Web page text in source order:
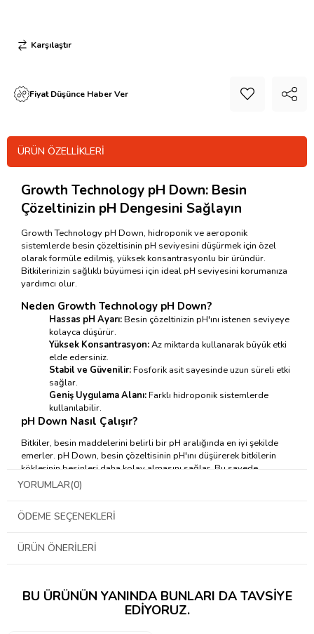
Karşılaştır
Fiyat Düşünce Haber Ver
ÜRÜN ÖZELLIKLERI
Growth Technology pH Down: Besin
Çözeltinizin pH Dengesini Sağlayın
Growth Technology pH Down, hidroponik ve aeroponik
sistemlerde besin çözeltisinin pH seviyesini düşürmek için özel
olarak formüle edilmiş, yüksek konsantrasyonlu bir üründür.
Bitkilerinizin sağlıklı büyümesi için ideal pH seviyesini korumanıza
yardımcı olur.
Neden Growth Technology pH Down?
Hassas pH Ayarı:Besin çözeltinizin pH'ını istenen seviyeye
kolayca düşürür.
Yüksek Konsantrasyon:Az miktarda kullanarak büyük etki
elde edersiniz.
Stabil ve Güvenilir:Fosforik asit sayesinde uzun süreli etki
sağlar.
Geniş Uygulama Alanı:Farklı hidroponik sistemlerde
kullanılabilir.
pH Down Nasıl Çalışır?
Bitkiler, besin maddelerini belirli bir pH aralığında en iyi şekilde
emerler. pH Down, besin çözeltisinin pH'ını düşürerek bitkilerin
köklerinin besinleri daha kolay almasını sağlar. Bu sayede
bitkileriniz daha sağlıklı büyür ve daha verimli olur.
Dozaj:Çok güçlü bir ürün olduğu için çok az miktarda
Uygulama:Besin çözeltisine damla damla ekleyerek pH
seviyesini yavaşça düşürün.
Güvenlik:Asitli bir ürün olduğu için kullanırken eldiven ve
gözlük gibi koruyucu ekipman kullanın.
YORUMLAR(0)
ÖDEME SEÇENEKLERI
ÜRÜN ÖNERILERI
BU ÜRÜNÜN YANINDA BUNLARI DA TAVSIYE
EDIYORUZ.